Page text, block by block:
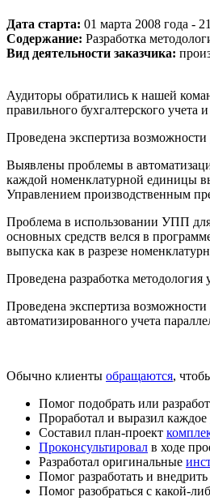
Дата старта: 01 марта 2008 года -
Содержание: Разработка
Вид деятельности заказчика:
Аудиторы обратились к нашей
правильного бухгалтерского учета
Проведена экспертиза возможности
Выявлены проблемы в
каждой номенклатурной единицы
Управлением производственным
Проблема в использовании УПП для
основных средств велся в
выпуска как в разрезе
Проведена разработка методология
Проведена экспертиза
автоматизированного учета
Обычно клиенты обращаются,
Помог подобрать или
Проработал и выразил каждое
Составил план-проект
Проконсультировал в ходе
Разработал оригинальные
Помог разработать и внедрить
Помог разобраться с какой-